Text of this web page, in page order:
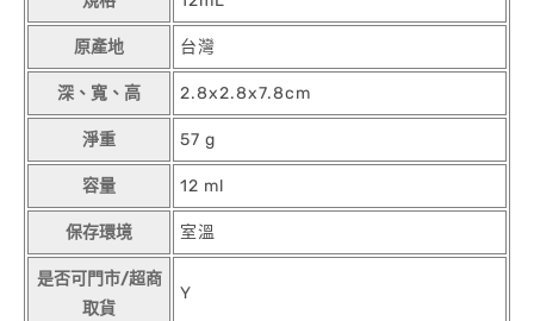
原產地 台灣
深、寬、高 2.8x2.8x7.8cm
淨重 57 g
容量 12 ml
保存環境 室溫
是否可門市/超商
取貨
Y